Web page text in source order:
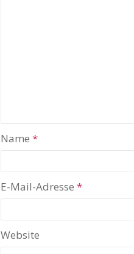
Name *
E-Mail-Adresse *
Website